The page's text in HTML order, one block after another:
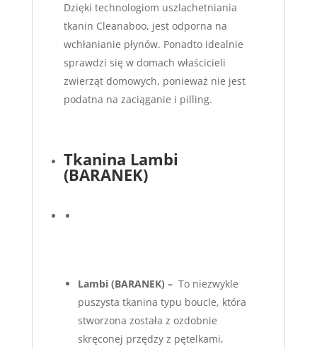
Dzięki technologiom uszlachetniania
tkanin Cleanaboo, jest odporna na
wchłanianie płynów. Ponadto idealnie
sprawdzi się w domach właścicieli
zwierząt domowych, ponieważ nie jest
podatna na zaciąganie i pilling.
Tkanina Lambi
(BARANEK)
Lambi (BARANEK) – To niezwykle
puszysta tkanina typu boucle, która
stworzona została z ozdobnie
skręconej przędzy z pętelkami,